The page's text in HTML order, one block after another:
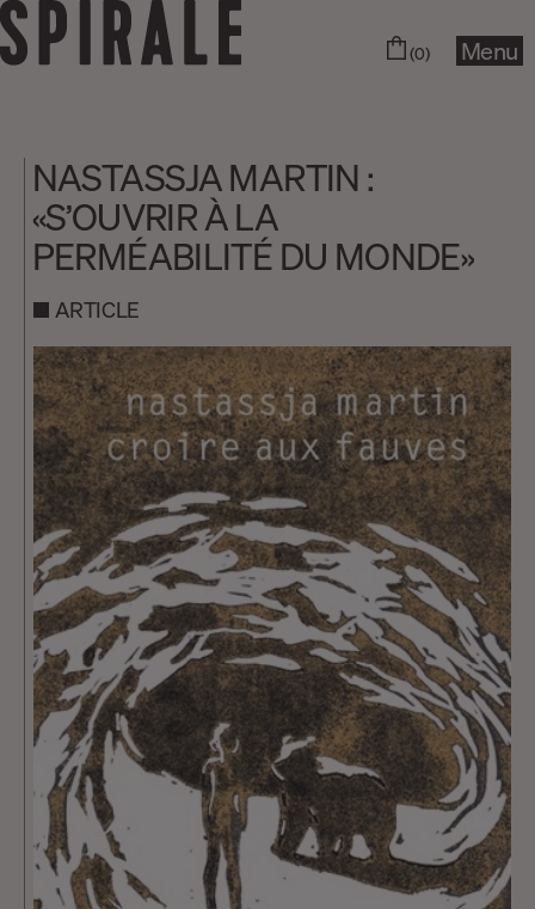
(0) Menu
NASTASSJA MARTIN :
«S’OUVRIR À LA
PERMÉABILITÉ DU MONDE»
ARTICLE